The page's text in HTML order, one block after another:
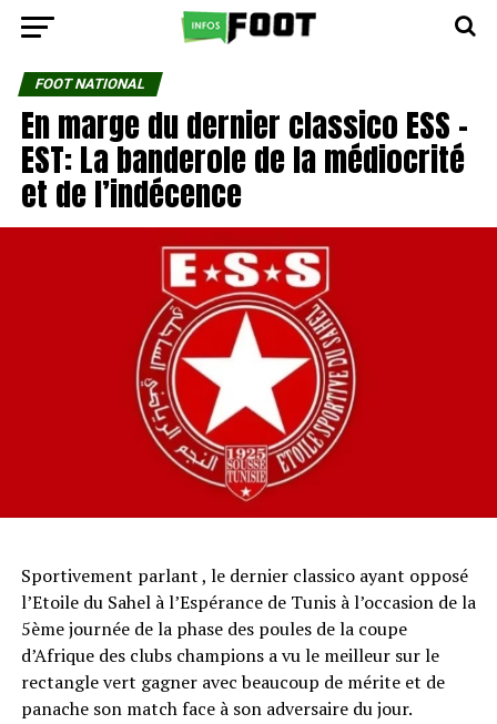
FOOT NATIONAL
En marge du dernier classico ESS –
EST: La banderole de la médiocrité
et de l’indécence
Sportivement parlant , le dernier classico ayant opposé
l’Etoile du Sahel à l’Espérance de Tunis à l’occasion de la
5ème journée de la phase des poules de la coupe
d’Afrique des clubs champions a vu le meilleur sur le
rectangle vert gagner avec beaucoup de mérite et de
panache son match face à son adversaire du jour.